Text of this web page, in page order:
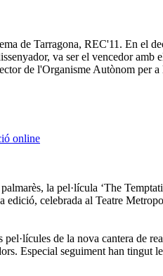
de Tarragona, REC'11. En el
va ser el vencedor
de l'Organisme Autònom per
online
la pel·lícula ‘The
celebrada al Teatre
de la nova cantera de
Especial seguiment han tingut